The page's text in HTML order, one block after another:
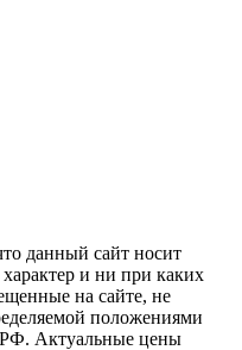
данный сайт носит
и ни при каких
на сайте, не
положениями
РФ. Актуальные цены